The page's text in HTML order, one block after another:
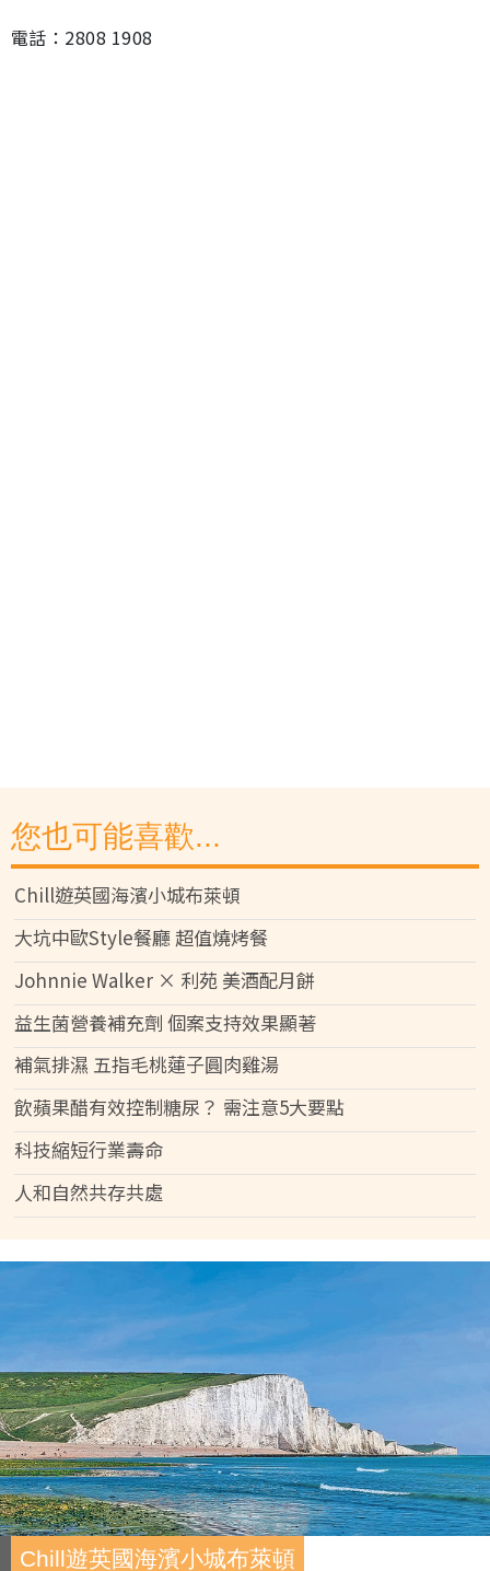
電話：2808 1908
您也可能喜歡...
Chill遊英國海濱小城布萊頓
大坑中歐Style餐廳 超值燒烤餐
Johnnie Walker × 利苑 美酒配月餅
益生菌營養補充劑 個案支持效果顯著
補氣排濕 五指毛桃蓮子圓肉雞湯
飲蘋果醋有效控制糖尿？ 需注意5大要點
科技縮短行業壽命
人和自然共存共處
Chill遊英國海濱小城布萊頓